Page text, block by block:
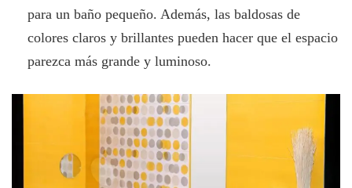
para un baño pequeño. Además, las baldosas de
colores claros y brillantes pueden hacer que el espacio
parezca más grande y luminoso.